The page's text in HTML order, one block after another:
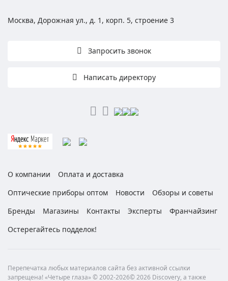
Москва, Дорожная ул., д. 1, корп. 5, строение 3
Запросить звонок
Написать директору
О компании
Оплата и доставка
Оптические приборы оптом
Новости
Обзоры и советы
Бренды
Магазины Контакты Эксперты
Франчайзинг
Остерегайтесь подделок!
Перепечатка любых материалов сайта без активной ссылки
запрещена! «Четыре глаза» © 2002-2026© 2026 Discovery, а также